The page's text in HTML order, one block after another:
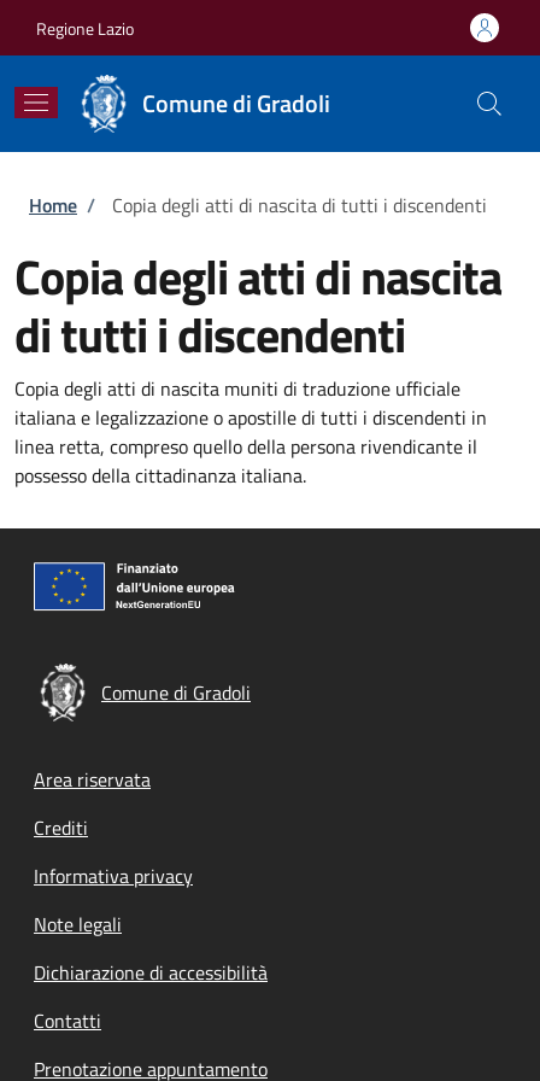
Regione Lazio
Comune di Gradoli
Briciole di pane
Home / Copia degli atti di nascita di tutti i discendenti
Copia degli atti di nascita
di tutti i discendenti
Copia degli atti di nascita muniti di traduzione ufficiale
italiana e legalizzazione o apostille di tutti i discendenti in
linea retta, compreso quello della persona rivendicante il
possesso della cittadinanza italiana.
Comune di Gradoli
Footer menu
Area riservata
Crediti
Informativa privacy
Note legali
Dichiarazione di accessibilità
Contatti
Prenotazione appuntamento